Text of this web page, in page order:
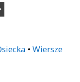
• Wiersze